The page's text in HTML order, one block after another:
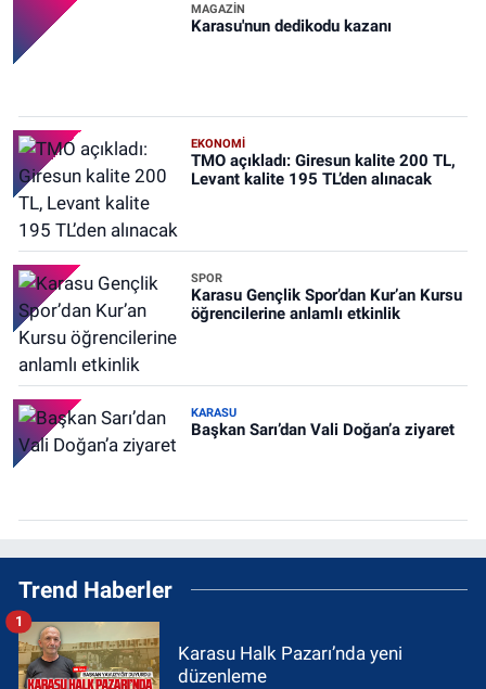
MAGAZİN
Karasu'nun dedikodu kazanı
EKONOMİ
TMO açıkladı: Giresun kalite 200 TL,
Levant kalite 195 TL’den alınacak
SPOR
Karasu Gençlik Spor’dan Kur’an Kursu
öğrencilerine anlamlı etkinlik
KARASU
Başkan Sarı’dan Vali Doğan’a ziyaret
Trend Haberler
Karasu Halk Pazarı’nda yeni
düzenleme
1